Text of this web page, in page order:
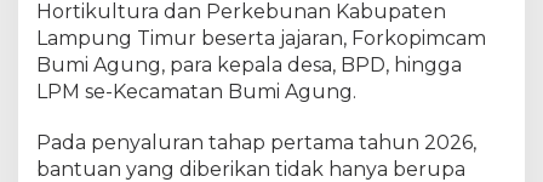
a
a
Hortikultura dan Perkebunan Kabupaten
Lampung Timur beserta jajaran, Forkopimcam
Bumi Agung, para kepala desa, BPD, hingga
LPM se-Kecamatan Bumi Agung.
Pada penyaluran tahap pertama tahun 2026,
bantuan yang diberikan tidak hanya berupa